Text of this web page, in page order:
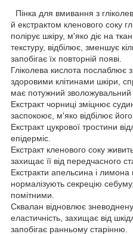
Пінка для вмивання з
й екстрактом кленового соку
полірує шкіру, м'яко діє на
текстуру, відбілює, зменшує
запобігає їх повторній появі.
Гліколева кислота послаблює
здоровими клітинами шкіри,
має потужний зволожувальний
Екстракт чорниці зміцнює
заспокоює, м'яко відбілює його.
Екстракт цукрової тростини
епідерміс.
Екстракт кленового соку
захищає її від передчасного
Екстракти апельсина і
нормалізують секрецію
помітними.
Сквалан відновлює
еластичність, захищає від
запобігає ранньому старінню.